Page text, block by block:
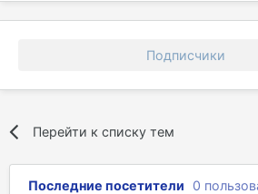
Подписчики
Перейти к списку тем
Последние посетители 0